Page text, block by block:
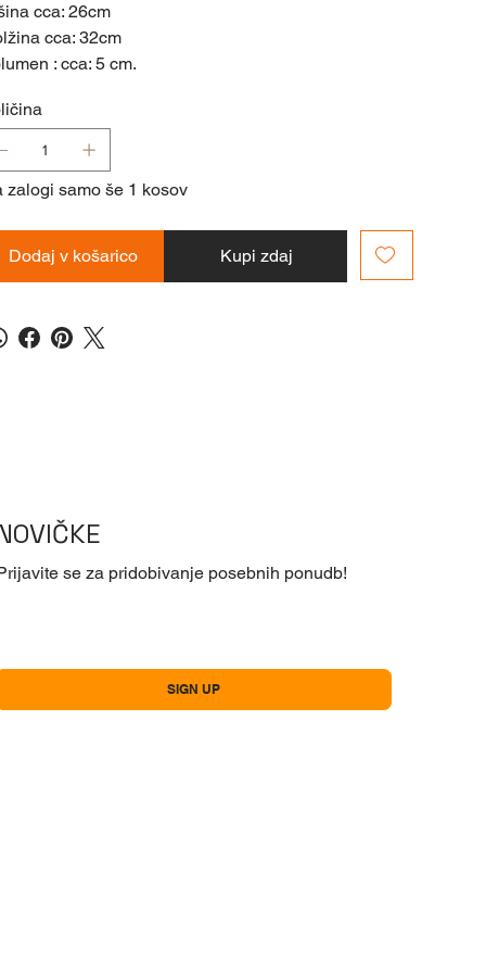
cca: 26cm
cca: 32cm
: cca: 5 cm.
zalogi samo še 1 kosov
Dodaj v košarico Kupi zdaj
se za pridobivanje posebnih ponudb!
SIGN UP